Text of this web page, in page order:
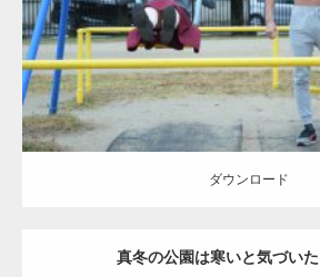
ダウンロード
ダウンロード
真冬の公園は寒いと気づい